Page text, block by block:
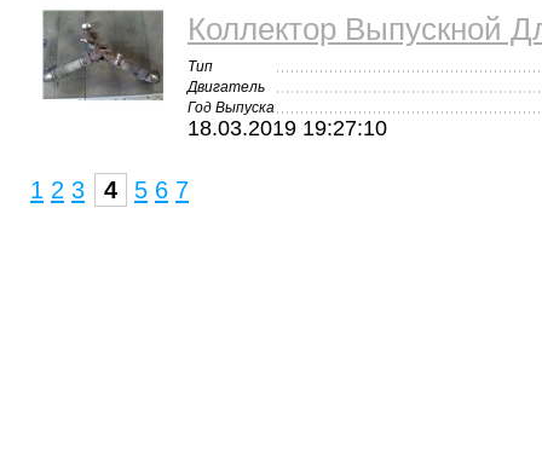
Коллектор Выпускной
Тип
Двигатель
Год Выпуска
18.03.2019 19:27:10
1 2 3 4 5 6 7